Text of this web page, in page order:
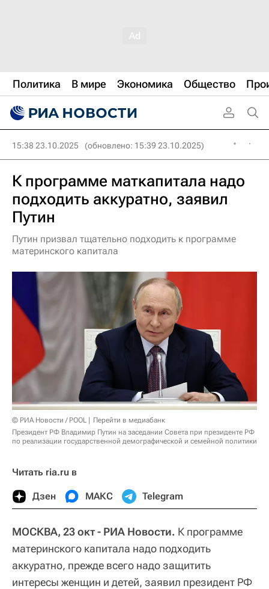
Политика В мире Экономика Общество
15:38 23.10.2025 (обновлено: 15:39 23.10.2025)
К программе маткапитала надо
подходить аккуратно, заявил
Путин
Путин призвал тщательно подходить к программе
материнского капитала
© РИА Новости / POOL
Перейти в медиабанк
Президент РФ Владимир Путин на заседании Совета при президенте РФ
по реализации государственной демографической и семейной политики
Читать ria.ru в
Дзен МАКС Telegram
МОСКВА, 23 окт - РИА Новости. К программе
материнского капитала надо подходить
аккуратно, прежде всего надо защитить
интересы женщин и детей, заявил президент РФ